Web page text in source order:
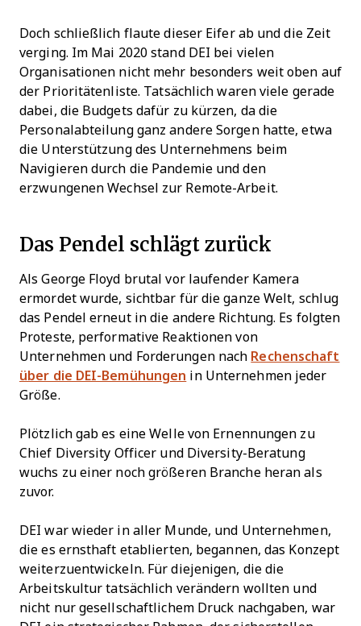
Doch schließlich flaute dieser Eifer ab und die Zeit
verging. Im Mai 2020 stand DEI bei vielen
Organisationen nicht mehr besonders weit oben auf
der Prioritätenliste. Tatsächlich waren viele gerade
dabei, die Budgets dafür zu kürzen, da die
Personalabteilung ganz andere Sorgen hatte, etwa
die Unterstützung des Unternehmens beim
Navigieren durch die Pandemie und den
erzwungenen Wechsel zur Remote-Arbeit.
Das Pendel schlägt zurück
Als George Floyd brutal vor laufender Kamera
ermordet wurde, sichtbar für die ganze Welt, schlug
das Pendel erneut in die andere Richtung. Es folgten
Proteste, performative Reaktionen von
Unternehmen und Forderungen nach Rechenschaft
über die DEI-Bemühungen in Unternehmen jeder
Größe.
Plötzlich gab es eine Welle von Ernennungen zu
Chief Diversity Officer und Diversity-Beratung
wuchs zu einer noch größeren Branche heran als
zuvor.
DEI war wieder in aller Munde, und Unternehmen,
die es ernsthaft etablierten, begannen, das Konzept
weiterzuentwickeln. Für diejenigen, die die
Arbeitskultur tatsächlich verändern wollten und
nicht nur gesellschaftlichem Druck nachgaben, war